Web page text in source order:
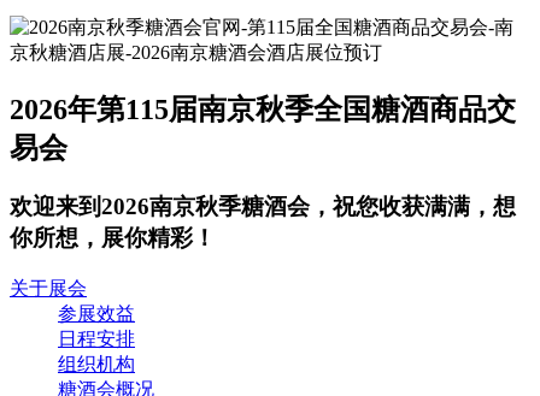
2026年第115届南京秋季全国糖酒商品交
易会
欢迎来到2026南京秋季糖酒会，祝您收获满满，想
你所想，展你精彩！
关于展会
参展效益
日程安排
组织机构
糖酒会概况